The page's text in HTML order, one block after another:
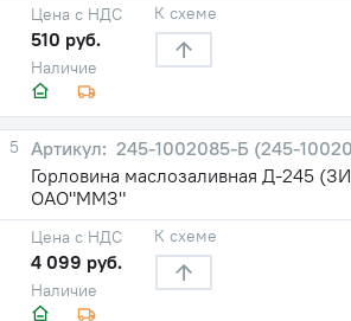
Наличие
Цена с НДС
510 руб.
К схеме
5
245-1002085-Б (245-
Горловина маслозаливная Д-245
ОАО"ММЗ"
Наличие
Цена с НДС
4 099 руб.
К схеме